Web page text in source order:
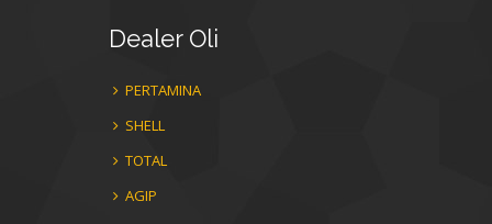
DealerOli
PERTAMINA
SHELL
TOTAL
AGIP